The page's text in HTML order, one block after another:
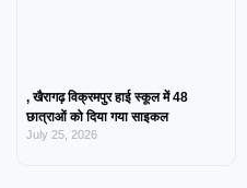
, खैरागढ़ विक्रमपुर हाई स्कूल में 48
छात्राओं को दिया गया साइकल
July 25, 2026